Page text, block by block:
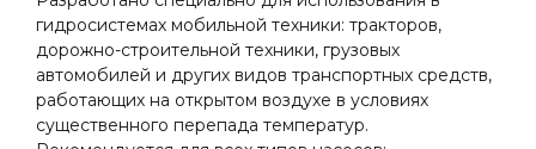
гидросистемах мобильной техники: тракторов,
дорожно-строительной техники, грузовых
автомобилей и других видов транспортных средств,
работающих на открытом воздухе в условиях
существенного перепада температур.